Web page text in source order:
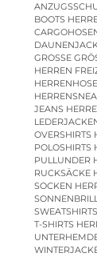
BOOTS
GROSSE
HERREN
JEANS
OVERSHIRTS
POLOSHIRTS
PULLUNDER
RUCKSÄCKE
SOCKEN
SWEATSHIRTS
T-SHIRTS